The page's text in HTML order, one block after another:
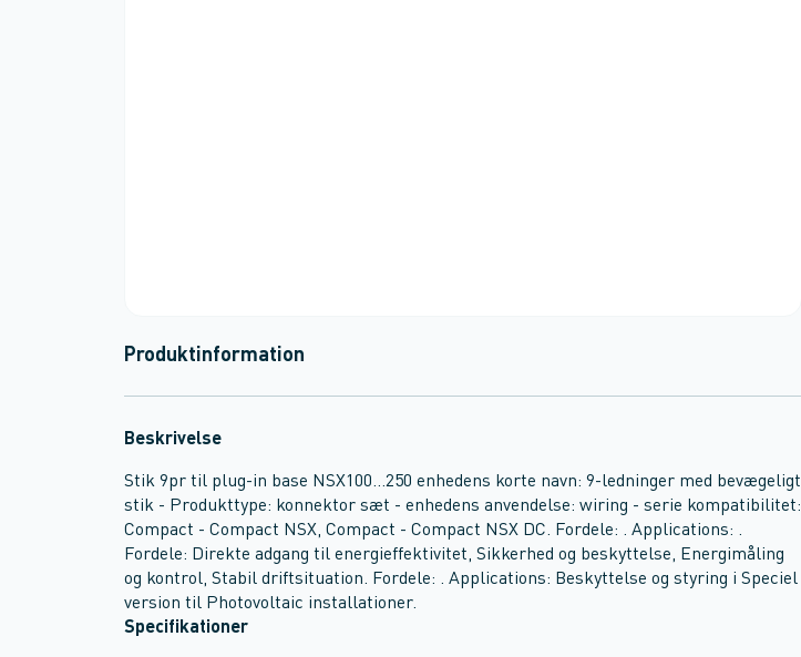
Produktinformation
Beskrivelse
Stik 9pr til plug-in base NSX100...250 enhedens korte navn: 9-ledninger med bevægeligt
stik - Produkttype: konnektor sæt - enhedens anvendelse: wiring - serie kompatibilitet:
Compact - Compact NSX, Compact - Compact NSX DC. Fordele: . Applications: .
Fordele: Direkte adgang til energieffektivitet, Sikkerhed og beskyttelse, Energimåling
og kontrol, Stabil driftsituation. Fordele: . Applications: Beskyttelse og styring i Speciel
version til Photovoltaic installationer.
Specifikationer